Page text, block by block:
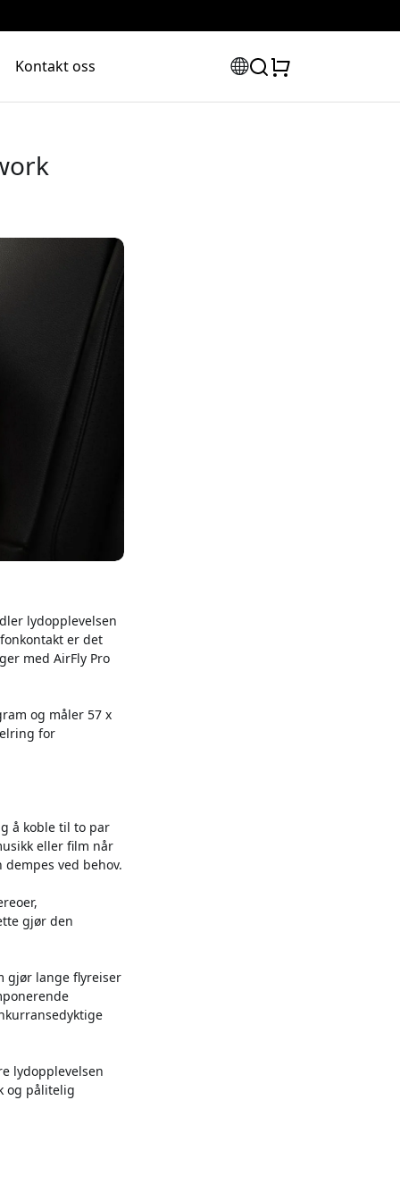
Kontakt oss
lydopplevelsen
er det
med AirFly Pro
og måler 57 x
for
å koble til to par
eller film når
ved behov.
gjør den
gjør lange flyreiser
lydopplevelsen
og pålitelig